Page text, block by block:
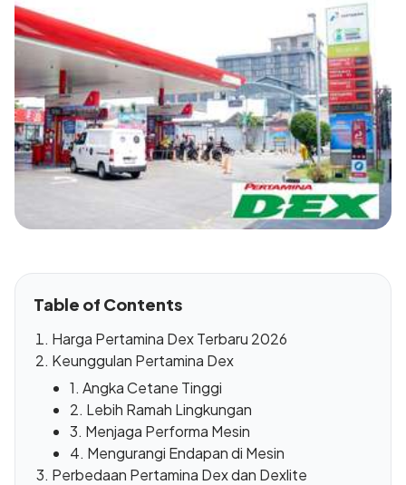
Table of Contents
Harga Pertamina Dex Terbaru 2026
Keunggulan Pertamina Dex
1. Angka Cetane Tinggi
2. Lebih Ramah Lingkungan
3. Menjaga Performa Mesin
4. Mengurangi Endapan di Mesin
Perbedaan Pertamina Dex dan Dexlite